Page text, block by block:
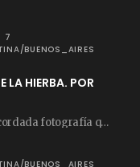
7
BUENOS_AIRES
LA HIERBA. POR
Esta es una recordada fotografía que registré…
BUENOS_AIRES